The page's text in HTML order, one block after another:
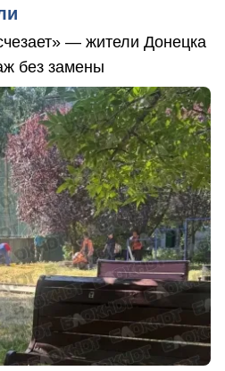
— жители Донецка
без замены